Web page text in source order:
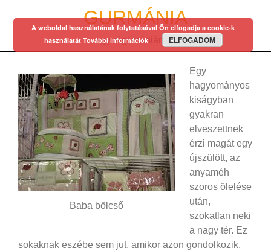
GURMÁNIA
egy régi mániám…
Baba bölcső
Egy
hagyományos
kiságyban
gyakran
elveszettnek
érzi magát egy
újszülött, az
anyaméh
szoros ölelése
után,
szokatlan neki
a nagy tér. Ez
sokaknak eszébe sem jut, amikor azon gondolkozik,
A weboldal használatának folytatásával Ön elfogadja a cookie-k
használatát További információk ELFOGADOM